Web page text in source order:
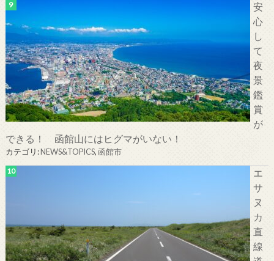
安
心
し
て
夜
景
鑑
賞
が
できる！ 函館山にはヒグマがいない！
カテゴリ:NEWS&TOPICS,函館市
エ
サ
ヌ
カ
直
線